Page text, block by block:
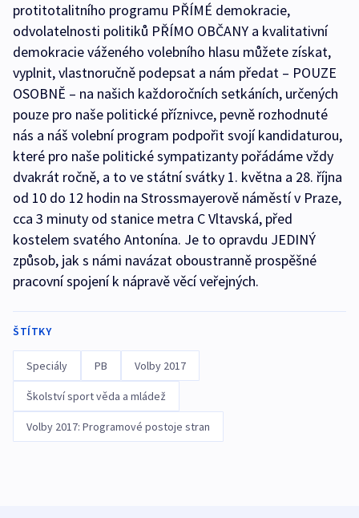
protitotalitního programu PŘÍMÉ demokracie,
odvolatelnosti politiků PŘÍMO OBČANY a kvalitativní
demokracie váženého volebního hlasu můžete získat,
vyplnit, vlastnoručně podepsat a nám předat – POUZE
OSOBNĚ – na našich každoročních setkáních, určených
pouze pro naše politické příznivce, pevně rozhodnuté
nás a náš volební program podpořit svojí kandidaturou,
které pro naše politické sympatizanty pořádáme vždy
dvakrát ročně, a to ve státní svátky 1. května a 28. října
od 10 do 12 hodin na Strossmayerově náměstí v Praze,
cca 3 minuty od stanice metra C Vltavská, před
kostelem svatého Antonína. Je to opravdu JEDINÝ
způsob, jak s námi navázat oboustranně prospěšné
pracovní spojení k nápravě věcí veřejných.
ŠTÍTKY
Speciály PB Volby 2017
Školství sport věda a mládež
Volby 2017: Programové postoje stran